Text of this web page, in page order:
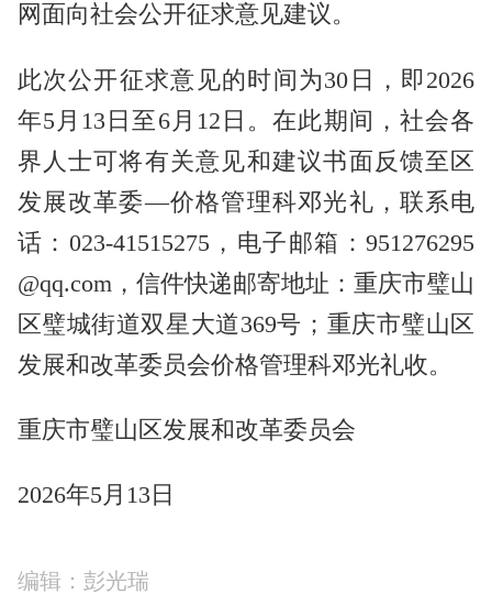
网面向社会公开征求意见建议。
此次公开征求意见的时间为30日，即2026
年5月13日至6月12日。在此期间，社会各
界人士可将有关意见和建议书面反馈至区
发展改革委—价格管理科邓光礼，联系电
话：023-41515275，电子邮箱：951276295
@qq.com，信件快递邮寄地址：重庆市璧山
区璧城街道双星大道369号；重庆市璧山区
发展和改革委员会价格管理科邓光礼收。
重庆市璧山区发展和改革委员会
2026年5月13日
编辑：彭光瑞